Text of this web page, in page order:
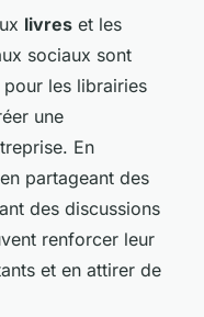
livres et les
sociaux sont
les librairies
une
En
partageant des
des discussions
renforcer leur
et en attirer de